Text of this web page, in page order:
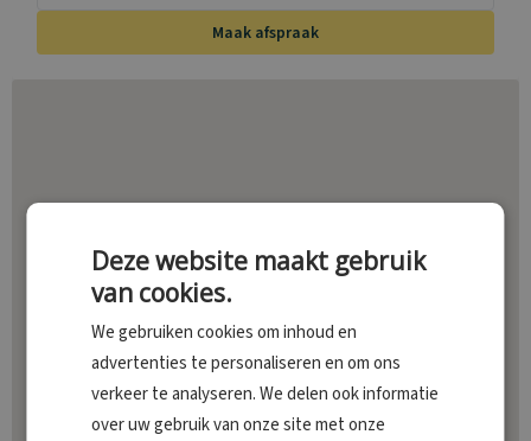
Maak afspraak
Deze website maakt gebruik
van cookies.
We gebruiken cookies om inhoud en
advertenties te personaliseren en om ons
verkeer te analyseren. We delen ook informatie
over uw gebruik van onze site met onze